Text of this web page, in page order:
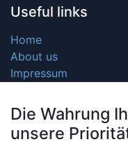
Useful links
Home
About us
Impressum
Legal information
Contact us
Die Wahrung
unsere